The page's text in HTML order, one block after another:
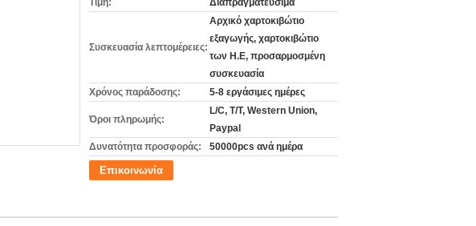
Τιμή: Διαπραγματεύσιμα
Συσκευασία λεπτομέρειες:
Αρχικό χαρτοκιβώτιο
εξαγωγής, χαρτοκιβώτιο
των Η.Ε, προσαρμοσμένη
συσκευασία
Χρόνος παράδοσης:
5-8 εργάσιμες ημέρες
Όροι πληρωμής:
L/C, T/T, Western Union,
Paypal
Δυνατότητα προσφοράς:
50000pcs ανά ημέρα
Επικοινωνία